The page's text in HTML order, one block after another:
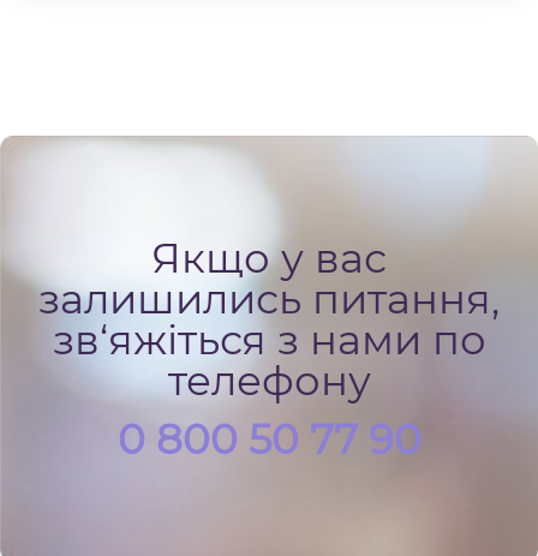
Якщо у вас
залишились питання,
зв‘яжіться з нами по
телефону
0 800 50 77 90